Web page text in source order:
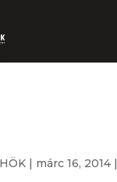
| márc 16, 2014|